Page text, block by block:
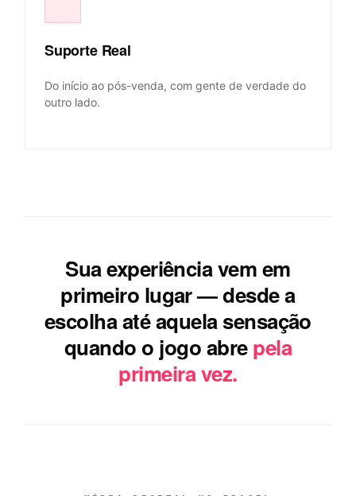
Suporte Real
Do início ao pós-venda, com gente de verdade do
outro lado.
Sua experiência vem em
primeiro lugar — desde a
escolha até aquela sensação
quando o jogo abrepela
primeira vez.